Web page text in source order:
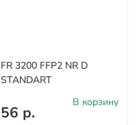
FR 3200 FFP2 NR D
STANDART
56 р.
В корзину